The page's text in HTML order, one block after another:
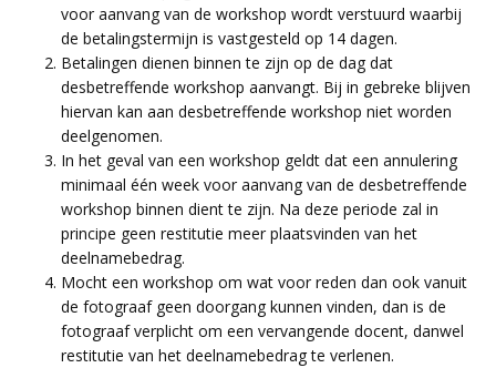
voor aanvang van de workshop wordt verstuurd waarbij
de betalingstermijn is vastgesteld op 14 dagen.
Betalingen dienen binnen te zijn op de dag dat
desbetreffende workshop aanvangt. Bij in gebreke blijven
hiervan kan aan desbetreffende workshop niet worden
deelgenomen.
In het geval van een workshop geldt dat een annulering
minimaal één week voor aanvang van de desbetreffende
workshop binnen dient te zijn. Na deze periode zal in
principe geen restitutie meer plaatsvinden van het
deelnamebedrag.
Mocht een workshop om wat voor reden dan ook vanuit
de fotograaf geen doorgang kunnen vinden, dan is de
fotograaf verplicht om een vervangende docent, danwel
restitutie van het deelnamebedrag te verlenen.